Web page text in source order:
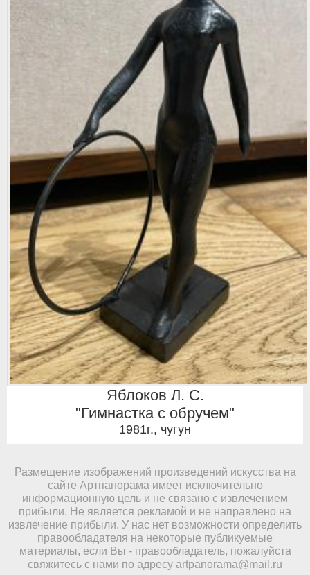
Яблоков Л. С.
"Гимнастка с обручем"
1981г., чугун
Размещение изображений произведений искусства на
сайте Артпанорама имеет исключительно
информационную цель и не связано с извлечением
прибыли. Не является рекламой и не направлено на
извлечение прибыли. У нас нет возможности определить
правообладателя на некоторые публикуемые
материалы, если Вы - правообладатель, пожалуйста
свяжитесь с нами по адресу artpanorama@mail.ru